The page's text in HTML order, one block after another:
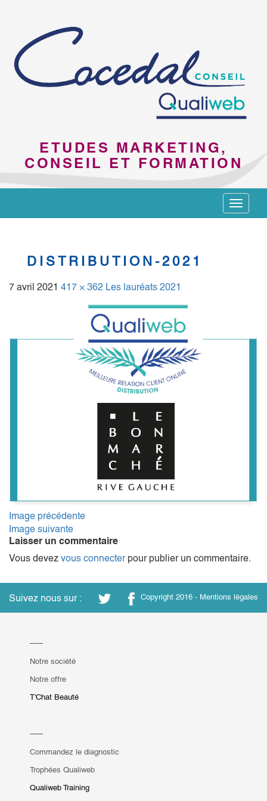
ETUDES MARKETING,
CONSEIL ET FORMATION
Toggle
DISTRIBUTION-2021
7 avril 2021 417 × 362 Les lauréats 2021
Image précédente
Image suivante
Laisser un commentaire
Vous devez vous connecterpour publier un commentaire.
Suivez nous sur : Copyright 2016 - Mentions légales
Notre société
Notre offre
T'Chat Beauté
Commandez le diagnostic
Trophées Qualiweb
Qualiweb Training